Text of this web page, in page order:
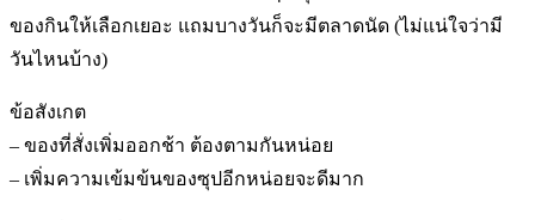
ของกินให้เลือกเยอะ แถมบางวันก็จะมีตลาดนัด (ไม่แน่ใจว่ามี
วันไหนบ้าง)
ข้อสังเกต
– ของที่สั่งเพิ่มออกช้า ต้องตามกันหน่อย
– เพิ่มความเข้มข้นของซุปอีกหน่อยจะดีมาก